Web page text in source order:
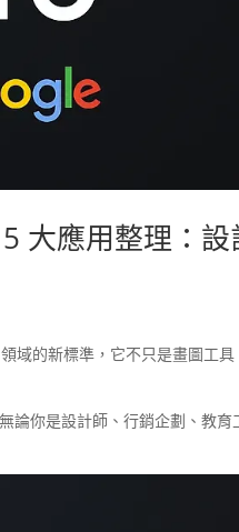
應用整理：設
域的新標準，它不只是畫圖工
無論你是設計師、行銷企劃、教